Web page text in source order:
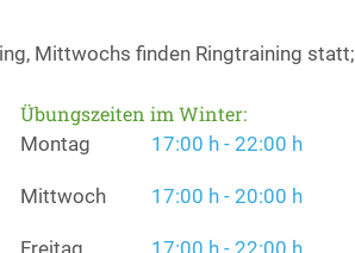
Mittwochs finden Ringtraining statt;
Übungszeiten im Winter:
Montag 17:00 h - 22:00 h
Mittwoch 17:00 h - 20:00 h
Freitag 17:00 h - 22:00 h